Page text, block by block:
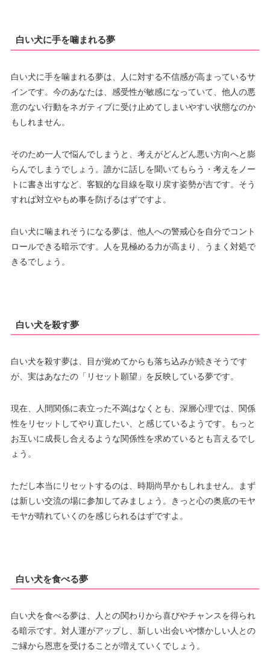
白い犬に手を噛まれる夢
白い犬に手を噛まれる夢は、人に対する不信感が高まっているサ
インです。今のあなたは、感受性が敏感になっていて、他人の悪
意のない行動をネガティブに受け止めてしまいやすい状態なのか
もしれません。
そのため一人で悩んでしまうと、考えがどんどん悪い方向へと膨
らんでしまうでしょう。誰かに話しを聞いてもらう・考えをノー
トに書き出すなど、客観的な目線を取り戻す姿勢が吉です。そう
すれば対立やもめ事を防げるはずですよ。
白い犬に噛まれそうになる夢は、他人への警戒心を自分でコント
ロールできる暗示です。人を見極める力が高まり、うまく対処で
きるでしょう。
白い犬を殺す夢
白い犬を殺す夢は、目が覚めてからも落ち込みが続きそうです
が、実はあなたの「リセット願望」を反映している夢です。
現在、人間関係に表立った不満はなくとも、深層心理では、関係
性をリセットしてやり直したい、と感じているようです。もっと
お互いに成長し合えるような関係性を求めているとも言えるでし
ょう。
ただし本当にリセットするのは、時期尚早かもしれません。まず
は新しい交流の場に参加してみましょう。きっと心の奥底のモヤ
モヤが晴れていくのを感じられるはずですよ。
白い犬を食べる夢
白い犬を食べる夢は、人との関わりから喜びやチャンスを得られ
る暗示です。対人運がアップし、新しい出会いや懐かしい人との
ご縁から恩恵を受けることが増えていくでしょう。